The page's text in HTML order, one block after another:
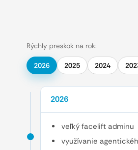
Rýchly preskok na rok:
2026 2025 2024
2026
veľký facelift adminu
využívanie